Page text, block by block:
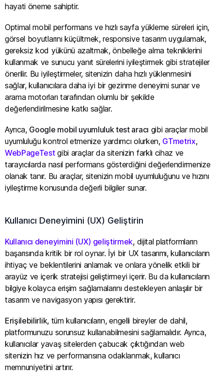
hayati öneme sahiptir.
Optimal mobil performans ve hızlı sayfa yükleme süreleri için,
görsel boyutlarını küçültmek, responsive tasarım uygulamak,
gereksiz kod yükünü azaltmak, önbelleğe alma tekniklerini
kullanmak ve sunucu yanıt sürelerini iyileştirmek gibi stratejiler
önerilir. Bu iyileştirmeler, sitenizin daha hızlı yüklenmesini
sağlar, kullanıcılara daha iyi bir gezinme deneyimi sunar ve
arama motorları tarafından olumlu bir şekilde
değerlendirilmesine katkı sağlar.
Ayrıca, Google mobil uyumluluk test aracı gibi araçlar mobil
uyumluluğu kontrol etmenize yardımcı olurken, GTmetrix,
WebPageTestgibi araçlar da sitenizin farklı cihaz ve
tarayıcılarda nasıl performans gösterdiğini değerlendirmenize
olanak tanır. Bu araçlar, sitenizin mobil uyumluluğunu ve hızını
iyileştirme konusunda değerli bilgiler sunar.
Kullanıcı Deneyimini (UX) Geliştirin
Kullanıcı deneyimini (UX) geliştirmek, dijital platformların
başarısında kritik bir rol oynar. İyi bir UX tasarımı, kullanıcıların
ihtiyaç ve beklentilerini anlamak ve onlara yönelik etkili bir
arayüz ve içerik stratejisi geliştirmeyi içerir. Bu da kullanıcıların
bilgiye kolayca erişim sağlamalarını destekleyen anlaşılır bir
tasarım ve navigasyon yapısı gerektirir.
Erişilebilirlik, tüm kullanıcıların, engelli bireyler de dahil,
platformunuzu sorunsuz kullanabilmesini sağlamalıdır. Ayrıca,
kullanıcılar yavaş sitelerden çabucak çıktığından web
sitenizin hız ve performansına odaklanmak, kullanıcı
memnuniyetini artırır.